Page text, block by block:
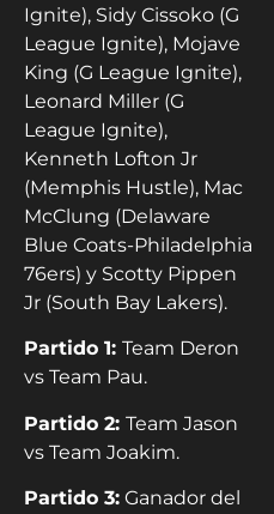
Ignite), Sidy Cissoko (G
League Ignite), Mojave
King (G League Ignite),
Leonard Miller (G
League Ignite),
Kenneth Lofton Jr
(Memphis Hustle), Mac
McClung (Delaware
Blue Coats-Philadelphia
76ers) y Scotty Pippen
Jr (South Bay Lakers).
Partido 1: Team Deron
vs Team Pau.
Partido 2: Team Jason
vs Team Joakim.
Partido 3: Ganador del